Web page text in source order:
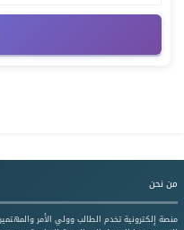
من نحن
منصة إلكترونية تخدم الطالب وولي الأمر